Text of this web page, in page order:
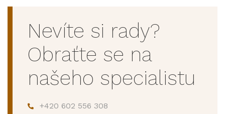
Nevíte si rady?
Obraťte se na
našeho specialistu
+420 602 556 308